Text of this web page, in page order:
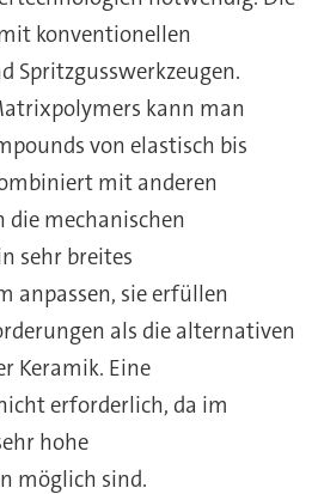
konventionellen
Spritzgusswerkzeugen.
kann man
von elastisch bis
mit anderen
die mechanischen
sehr breites
anpassen, sie erfüllen
als die alternativen
Keramik. Eine
erforderlich, da im
hohe
möglich sind.